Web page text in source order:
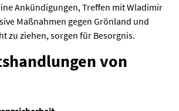
Ankündigungen, Treffen mit Wladimir
Maßnahmen gegen Grönland und
zu ziehen, sorgen für Besorgnis.
von